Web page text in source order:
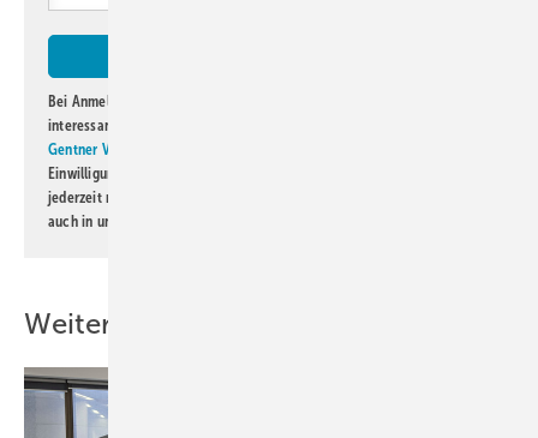
Bei Anmeldung zu diesem Newsletter bin ich damit einverstanden, über
interessante Verlags- und Online-Angebote
Gentner Verlag GmbH & Co. KG
Einwilligung kann ich jederzeit widerrufen und eine Abmeldung ist
jederzeit möglich. Informationen zum Umgang mit Daten finden Sie
auch in unserer
Weitere Inhalte